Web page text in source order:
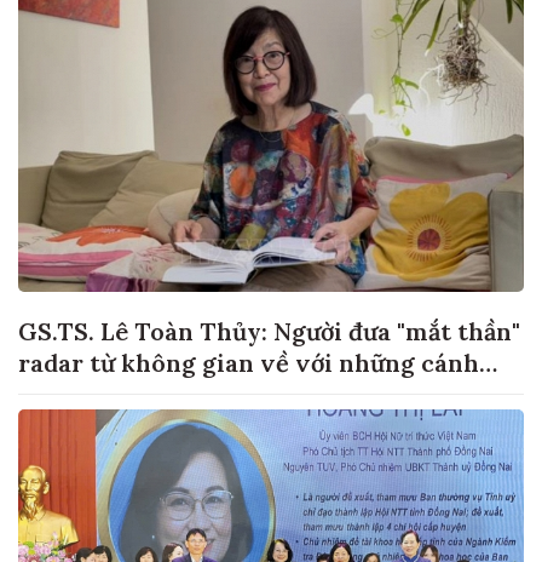
GS.TS. Lê Toàn Thủy: Người đưa "mắt thần"
radar từ không gian về với những cánh